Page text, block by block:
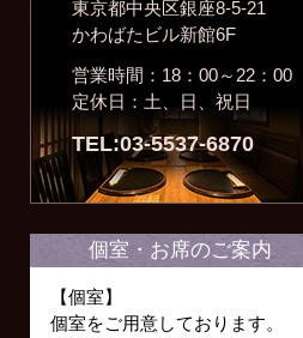
東京都中央区銀座8-5-21
かわばたビル新館6F
営業時間：18：00～22：00
定休日：土、日、祝日
TEL:03-5537-6870
個室・お席のご案内
【個室】
個室をご用意しております。